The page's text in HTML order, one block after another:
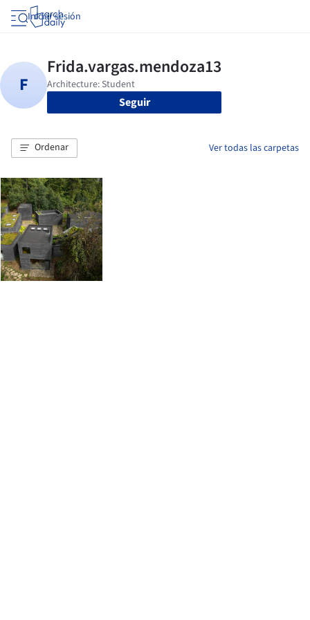
Iniciar sesión
Seguir
Ordenar Ver todas las carpetas